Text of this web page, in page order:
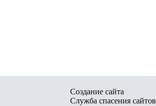
Создание сайта
Служба спасения сайтов